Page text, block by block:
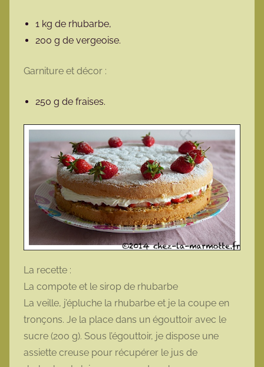
1 kg de rhubarbe,
200 g de vergeoise.
Garniture et décor :
250 g de fraises.
La recette :
La compote et le sirop de rhubarbe
La veille, j’épluche la rhubarbe et je la coupe en
tronçons. Je la place dans un égouttoir avec le
sucre (200 g). Sous l’égouttoir, je dispose une
assiette creuse pour récupérer le jus de